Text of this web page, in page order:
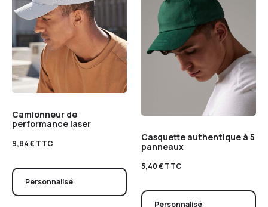
Camionneur de
performance laser
9,84€TTC
Personnalisé
Casquette authentique à 5
panneaux
5,40€TTC
Personnalisé